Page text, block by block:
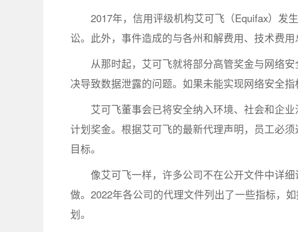
2017年，信用评级机构艾可飞（Equifax）发
讼。此外，事件造成的与各州和解费用、技术费用
从那时起，艾可飞就将部分高管奖金与网络
决导致数据泄露的问题。如果未能实现网络安全
艾可飞董事会已将安全纳入环境、社会和企
计划奖金。根据艾可飞的最新代理声明，员工必
目标。
像艾可飞一样，许多公司不在公开文件中详
做。2022年各公司的代理文件列出了一些指标，
划。